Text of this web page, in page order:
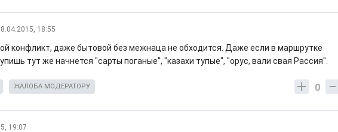
18:55
конфликт, даже бытовой без межнаца не обходится. Даже если в маршрутке
тут же начнется "сарты поганые", "казахи тупые", "орус, вали свая Рассия".
0
ЖАЛОБА МОДЕРАТОРУ
19:07